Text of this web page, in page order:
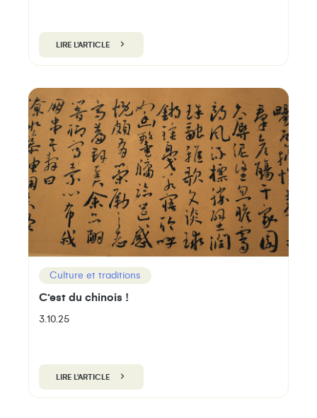
LIRE L'ARTICLE
Culture et traditions
C’est du chinois !
3.10.25
LIRE L'ARTICLE